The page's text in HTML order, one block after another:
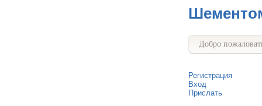
Добро
Регистрация
Вход
Прислать